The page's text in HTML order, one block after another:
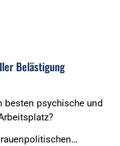
Belästigung
besten psychische und